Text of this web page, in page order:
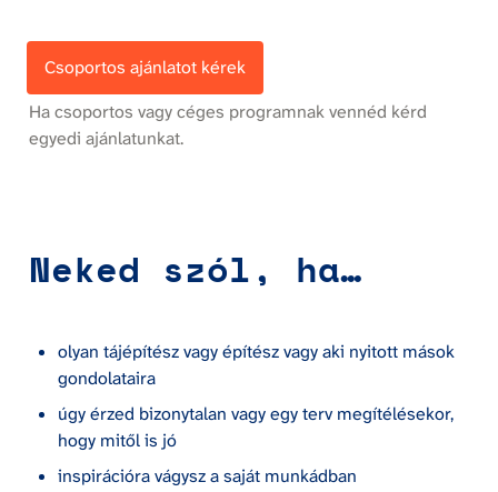
Csoportos ajánlatot kérek
Ha csoportos vagy céges programnak vennéd kérd
egyedi ajánlatunkat.
Neked szól, ha…
olyan tájépítész vagy építész vagy aki nyitott mások
gondolataira
úgy érzed bizonytalan vagy egy terv megítélésekor,
hogy mitől is jó
inspirációra vágysz a saját munkádban